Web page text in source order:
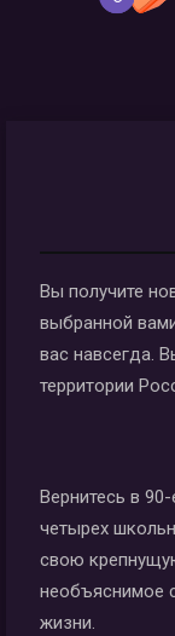
Вы получите
выбранной
вас навсегда.
территории
Вернитесь в
четырех
свою
необъяснимое
жизни.